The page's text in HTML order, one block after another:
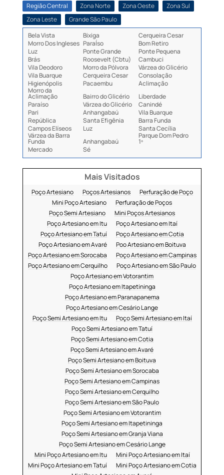
Região Central Zona Norte Zona Oeste
Zona Sul
Zona Leste
Grande São Paulo
Bela Vista
Bixiga
Cerqueira Cesar
Morro Dos Ingleses ParaÍso
Bom Retiro
Luz
Ponte Grande
Ponte Pequena
Brás
Roosevelt (Cbtu)
Cambuci
Vila Deodoro
Morro da Pólvora
Várzea do Glicério
Vila Buarque
Cerqueira Cesar
Consolação
Higienópolis
Pacaembu
Aclimação
Morro da
Aclimação Bairro do Glicério
Liberdade
Paraíso
Várzea do Glicério
Canindé
Pari
Anhangabaú
Vila Buarque
República
Santa Efigênia
Barra Funda
Campos Elíseos
Luz
Santa Cecília
Várzea da Barra
Funda Anhangabaú
Parque Dom Pedro
1º
Mercado
Sé
Mais Visitados
Poço Artesiano Poços Artesianos
Perfuração de Poço
Mini Poço Artesiano
Perfuração de Poços
Poço Semi Artesiano
Mini Poços Artesianos
Poço Artesiano em Itu
Poço Artesiano em Itaí
Poço Artesiano em Tatuí
Poço Artesiano em Cotia
Poço Artesiano em Avaré
Poo Artesiano em Boituva
Poço Artesiano em Sorocaba
Poço Artesiano em Campinas
Poço Artesiano em Cerquilho
Poço Artesiano em São Paulo
Poço Artesiano em Votorantim
Poço Artesiano em Itapetininga
Poço Artesiano em Paranapanema
Poço Artesiano em Cesário Lange
Poço Semi Artesiano em Itu
Poço Semi Artesiano em Itaí
Poço Semi Artesiano em Tatuí
Poço Semi Artesiano em Cotia
Poço Semi Artesiano em Avaré
Poço Semi Artesiano em Boituva
Poço Semi Artesiano em Sorocaba
Poço Semi Artesiano em Campinas
Poço Semi Artesiano em Cerquilho
Poço Semi Artesiano em São Paulo
Poço Semi Artesiano em Votorantim
Poço Semi Artesiano em Itapetininga
Poço Semi Artesiano em Granja Viana
Poço Semi Artesiano em Cesário Lange
Mini Poço Artesiano em Itu
Mini Poço Artesiano em Itaí
Mini Poço Artesiano em Tatuí
Mini Poço Artesiano em Cotia